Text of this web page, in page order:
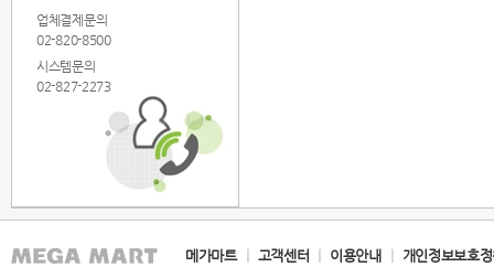
업체결제문의
02-820-8500
시스템문의
02-827-2273
메가마트 고객센터 이용안내 개인정보보호